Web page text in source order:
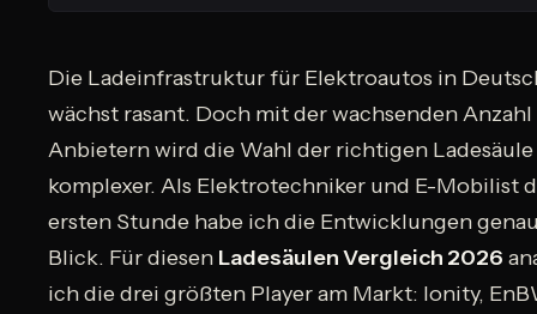
Die Ladeinfrastruktur für Elektroautos in
wächst rasant. Doch mit der wachsenden Anzahl
Anbietern wird die Wahl der richtigen
komplexer. Als Elektrotechniker und E-Mobilist
ersten Stunde habe ich die Entwicklungen
Blick. Für diesen Ladesäulen Vergleich 2026
ich die drei größten Player am Markt: Ionity,